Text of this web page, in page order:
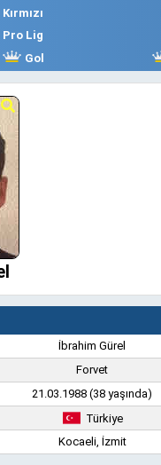
Kırmızı
Pro Lig
Gol
İbrahim Gürel
Forvet
21.03.1988 (38 yaşında)
Türkiye
Kocaeli, İzmit